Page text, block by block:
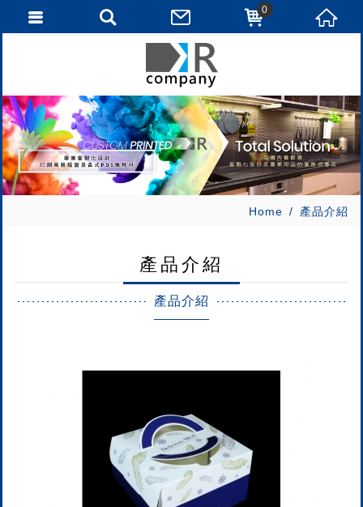
Home 產品介紹
產品介紹
產品介紹
0